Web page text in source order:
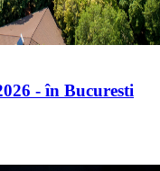
- în Bucuresti